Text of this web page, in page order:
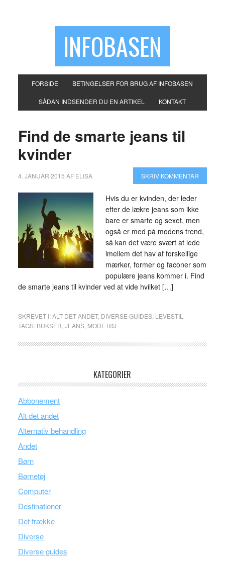
INFOBASEN
FORSIDE BETINGELSER FOR BRUG AF INFOBASEN
SÅDAN INDSENDER DU EN ARTIKEL KONTAKT
Find de smarte jeans til
kvinder
4. JANUAR 2015 AF ELISA SKRIV KOMMENTAR
Hvis du er kvinden, der leder
efter de lækre jeans som ikke
bare er smarte og sexet, men
også er med på modens trend,
så kan det være svært at lede
imellem det hav af forskellige
mærker, former og faconer som
populære jeans kommer i. Find
de smarte jeans til kvinder ved at vide hvilket […]
SKREVET I:ALT DET ANDET, DIVERSE GUIDES, LEVESTIL
TAGS: BUKSER JEANS, MODETØJ
KATEGORIER
Abbonement
Alt det andet
Alternativ behandling
Andet
Børn
Børnetøj
Computer
Destinationer
Det frække
Diverse
Diverse guides